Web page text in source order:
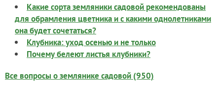
Какие сорта земляники садовой рекомендованы
для обрамления цветника и с какими однолетниками
она будет сочетаться?
Клубника: уход осенью и не только
Почему белеют листья клубники?
Все вопросы о землянике садовой (950)